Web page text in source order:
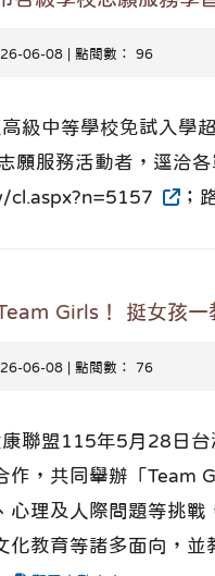
06-08 | 點閱數： 96
級中等學校免試入學
願服務活動者，逕洽
cl.aspx?n=5157
；
Girls！ 挺女孩
06-08 | 點閱數： 76
聯盟115年5月28日
作，共同舉辦「Team
心理及人際問題等挑
化教育等諸多面向，